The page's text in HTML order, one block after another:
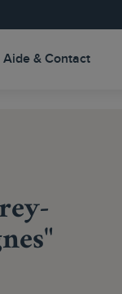
Aide & Contact